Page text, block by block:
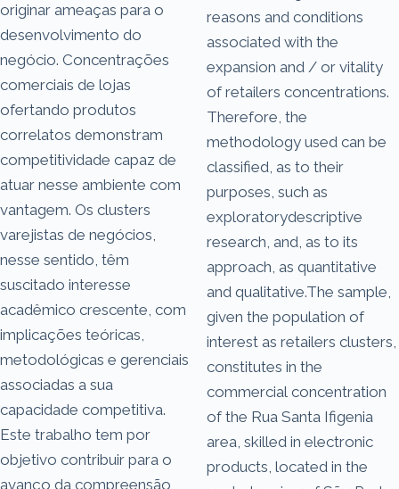
originar ameaças para o
desenvolvimento do
negócio. Concentrações
comerciais de lojas
ofertando produtos
correlatos demonstram
competitividade capaz de
atuar nesse ambiente com
vantagem. Os clusters
varejistas de negócios,
nesse sentido, têm
suscitado interesse
acadêmico crescente, com
implicações teóricas,
metodológicas e gerenciais
associadas a sua
capacidade competitiva.
Este trabalho tem por
objetivo contribuir para o
avanço da compreensão
reasons and conditions
associated with the
expansion and / or vitality
of retailers concentrations.
Therefore, the
methodology used can be
classified, as to their
purposes, such as
exploratorydescriptive
research, and, as to its
approach, as quantitative
and qualitative.The sample,
given the population of
interest as retailers clusters,
constitutes in the
commercial concentration
of the Rua Santa Ifigenia
area, skilled in electronic
products, located in the